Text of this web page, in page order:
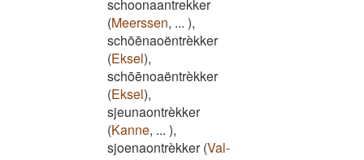
schoonaantrekker
(Meerssen, ... ),
schōēnaoëntrèkker
(Eksel),
schōēnoaëntrèkker
(Eksel),
sjeunaontrèkker
(Kanne, ... ),
sjoenaontrèkker(Val-